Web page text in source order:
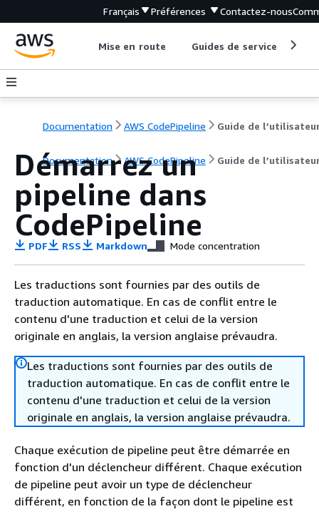
Français Préférences Contactez-nous
Mise en route Guides de service
Documentation AWS CodePipeline Guide de
Documentation AWS CodePipeline Guide de
Démarrez un
pipeline dans
CodePipeline
PDF RSS Markdown Mode concentration
Les traductions sont fournies par des outils de
traduction automatique. En cas de conflit entre le
contenu d'une traduction et celui de la version
originale en anglais, la version anglaise prévaudra.
Les traductions sont fournies par des outils de
traduction automatique. En cas de conflit entre le
contenu d'une traduction et celui de la version
originale en anglais, la version anglaise prévaudra.
Chaque exécution de pipeline peut être démarrée en
fonction d'un déclencheur différent. Chaque exécution
de pipeline peut avoir un type de déclencheur
différent, en fonction de la façon dont le pipeline est